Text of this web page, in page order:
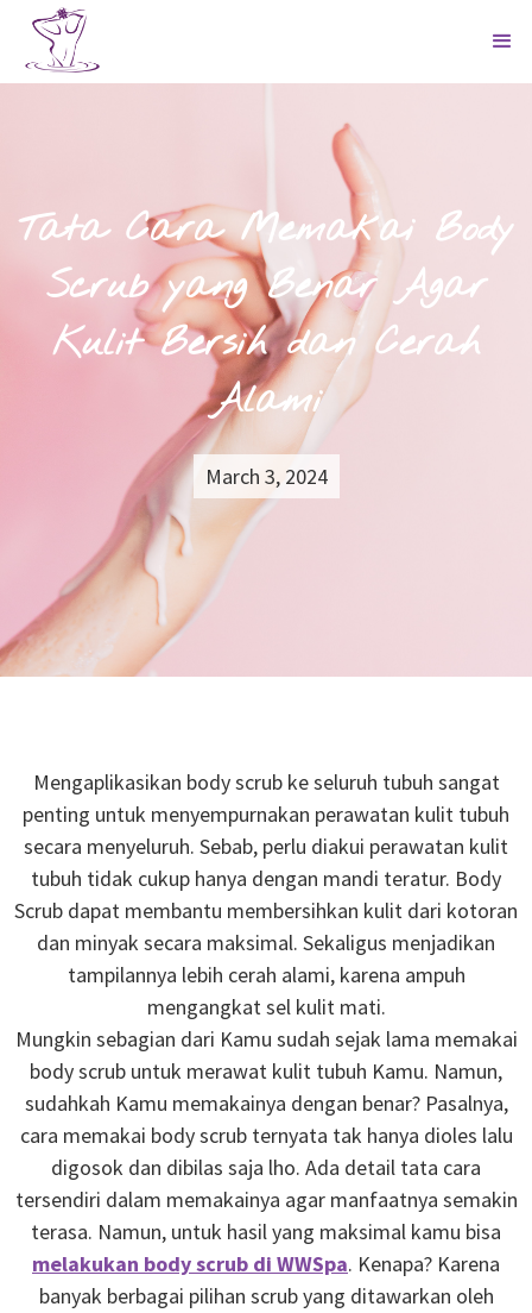
Tata Cara Memakai Body
Scrub yang Benar Agar
Kulit Bersih dan Cerah
Alami
March 3, 2024
Mengaplikasikan body scrub ke seluruh tubuh sangat
penting untuk menyempurnakan perawatan kulit tubuh
secara menyeluruh. Sebab, perlu diakui perawatan kulit
tubuh tidak cukup hanya dengan mandi teratur. Body
Scrub dapat membantu membersihkan kulit dari kotoran
dan minyak secara maksimal. Sekaligus menjadikan
tampilannya lebih cerah alami, karena ampuh
mengangkat sel kulit mati.
Mungkin sebagian dari Kamu sudah sejak lama memakai
body scrub untuk merawat kulit tubuh Kamu. Namun,
sudahkah Kamu memakainya dengan benar? Pasalnya,
cara memakai body scrub ternyata tak hanya dioles lalu
digosok dan dibilas saja lho. Ada detail tata cara
tersendiri dalam memakainya agar manfaatnya semakin
terasa. Namun, untuk hasil yang maksimal kamu bisa
melakukan body scrub di WWSpa. Kenapa? Karena
banyak berbagai pilihan scrub yang ditawarkan oleh